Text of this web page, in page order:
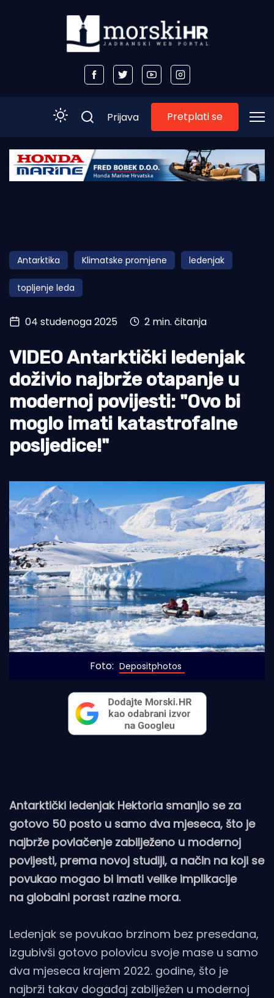
Početna
Obala
Otoci
Turizam i nautika
Pomorstvo
Ekologija
Tradicija i kultura
Prijava Pretplati se
Antarktika Klimatske promjene ledenjak
topljenje leda
04 studenoga 2025 2 min. čitanja
VIDEO Antarktički ledenjak
doživio najbrže otapanje u
modernoj povijesti: "Ovo bi
moglo imati katastrofalne
posljedice!"
Foto: Depositphotos
Antarktički ledenjak Hektoria smanjio se za
gotovo 50 posto u samo dva mjeseca, što je
najbrže povlačenje zabilježeno u modernoj
povijesti, prema novoj studiji, a način na koji se
povukao mogao bi imati velike implikacije
na globalni porast razine mora.
Ledenjak se povukao brzinom bez presedana,
izgubivši gotovo polovicu svoje mase u samo
dva mjeseca krajem 2022. godine, što je
najbrži takav događaj zabilježen u modernoj